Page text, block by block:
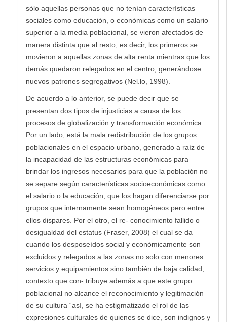
sólo aquellas personas que no tenían características
sociales como educación, o económicas como un salario
superior a la media poblacional, se vieron afectados de
manera distinta que al resto, es decir, los primeros se
movieron a aquellas zonas de alta renta mientras que los
demás quedaron relegados en el centro, generándose
nuevos patrones segregativos (Nel.lo, 1998).
De acuerdo a lo anterior, se puede decir que se
presentan dos tipos de injusticias a causa de los
procesos de globalización y transformación económica.
Por un lado, está la mala redistribución de los grupos
poblacionales en el espacio urbano, generado a raíz de
la incapacidad de las estructuras económicas para
brindar los ingresos necesarios para que la población no
se separe según características socioeconómicas como
el salario o la educación, que los hagan diferenciarse por
grupos que internamente sean homogéneos pero entre
ellos dispares. Por el otro, el re- conocimiento fallido o
desigualdad del estatus (Fraser, 2008) el cual se da
cuando los desposeídos social y económicamente son
excluidos y relegados a las zonas no solo con menores
servicios y equipamientos sino también de baja calidad,
contexto que con- tribuye además a que este grupo
poblacional no alcance el reconocimiento y legitimación
de su cultura “así, se ha estigmatizado el rol de las
expresiones culturales de quienes se dice, son indignos y